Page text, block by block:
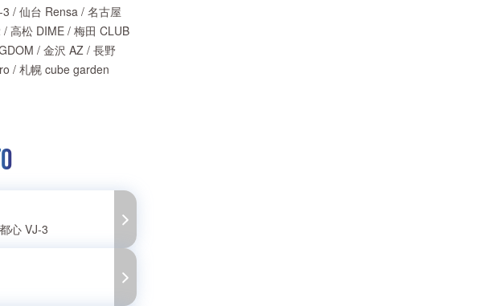
/ 仙台 Rensa / 名古屋
高松 DIME / 梅田 CLUB
/ 金沢 AZ / 長野
/ 札幌 cube garden
心 VJ-3